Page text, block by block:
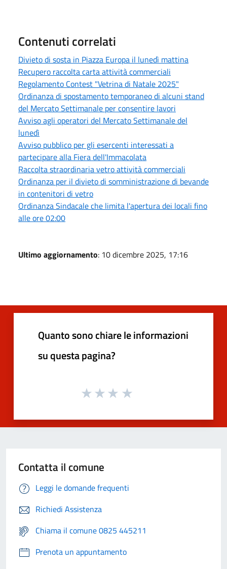
Contenuti correlati
Divieto di sosta in Piazza Europa il lunedì mattina
Recupero raccolta carta attività commerciali
Regolamento Contest "Vetrina di Natale 2025"
Ordinanza di spostamento temporaneo di alcuni stand
del Mercato Settimanale per consentire lavori
Avviso agli operatori del Mercato Settimanale del
lunedì
Avviso pubblico per gli esercenti interessati a
partecipare alla Fiera dell'Immacolata
Raccolta straordinaria vetro attività commerciali
Ordinanza per il divieto di somministrazione di bevande
in contenitori di vetro
Ordinanza Sindacale che limita l'apertura dei locali fino
alle ore 02:00
Ultimo aggiornamento: 10 dicembre 2025, 17:16
Quanto sono chiare le informazioni
su questa pagina?
Contatta il comune
Leggi le domande frequenti
Richiedi Assistenza
Chiama il comune 0825 445211
Prenota un appuntamento